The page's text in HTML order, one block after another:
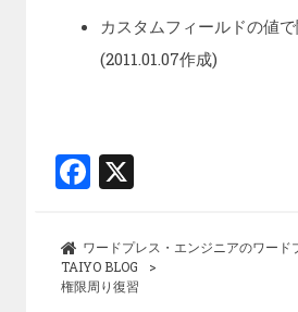
カスタムフィールドの値
(2011.01.07作成)
F
a
ce
b
X
ワードプレス・エンジニアのワード
TAIYO BLOG
権限周り復習